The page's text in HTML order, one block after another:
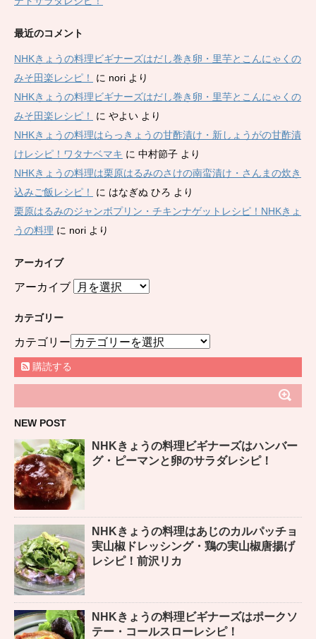
最近のコメント
NHKきょうの料理ビギナーズはだし巻き卵・里芋とこんにゃくの
みそ田楽レシピ！
に nori より
NHKきょうの料理ビギナーズはだし巻き卵・里芋とこんにゃくの
みそ田楽レシピ！
に やよい より
NHKきょうの料理はらっきょうの甘酢漬け・新しょうがの甘酢漬
けレシピ！ワタナベマキ に 中村節子 より
NHKきょうの料理は栗原はるみのさけの南蛮漬け・さんまの炊き
込みご飯レシピ！
に はなぎぬ ひろ より
栗原はるみのジャンボプリン・チキンナゲットレシピ！NHKきょ
うの料理 に nori より
アーカイブ
アーカイブ
カテゴリー
カテゴリー
購読する
NEW POST
NHKきょうの料理ビギナーズはハンバー
グ・ピーマンと卵のサラダレシピ！
NHKきょうの料理はあじのカルパッチョ
実山椒ドレッシング・鶏の実山椒唐揚げ
レシピ！前沢リカ
NHKきょうの料理ビギナーズはポークソ
テー・コールスローレシピ！